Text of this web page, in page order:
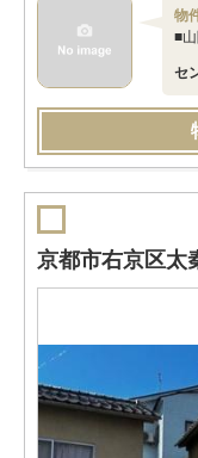
物
■
セ
京都市右京区太